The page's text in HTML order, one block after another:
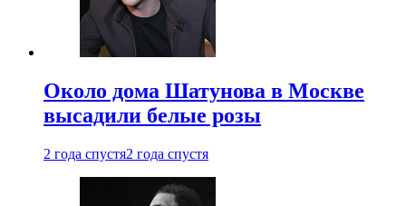
Около дома Шатунова в Москве
высадили белые розы
2 года спустя2 года спустя